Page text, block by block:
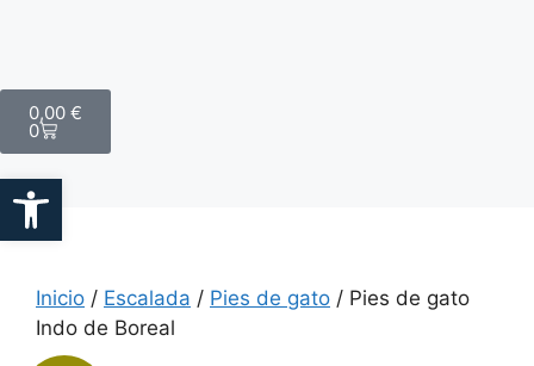
0,00 €
0
Inicio / Escalada / Pies de gato / Pies de gato
Indo de Boreal
Abrir barra de herramientas